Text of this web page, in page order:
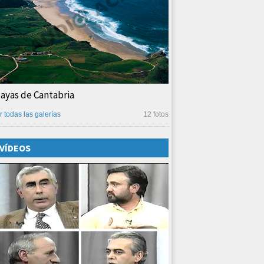
de Cantabria
12 fotos
todas las galerías
VÍDEOS